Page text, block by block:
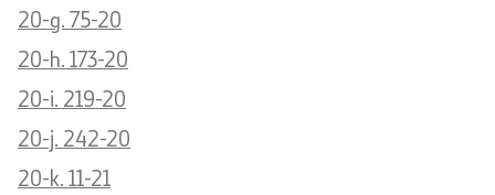
20-g. 75-20
20-h. 173-20
20-i. 219-20
20-j. 242-20
20-k. 11-21